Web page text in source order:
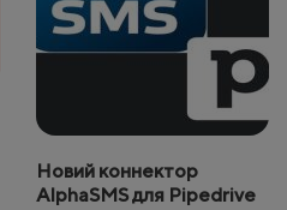
Новий коннектор
AlphaSMS для Pipedrive